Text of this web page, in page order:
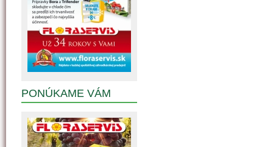
PONÚKAME VÁM